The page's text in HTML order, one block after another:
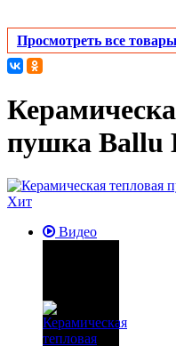
Просмотреть все
пушка Ballu
Хит
Видео